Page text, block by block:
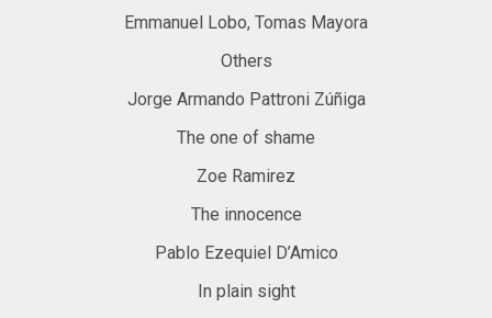
Emmanuel Lobo, Tomas Mayora
Others
Jorge Armando Pattroni Zúñiga
The one of shame
Zoe Ramirez
The innocence
Pablo Ezequiel D’Amico
In plain sight